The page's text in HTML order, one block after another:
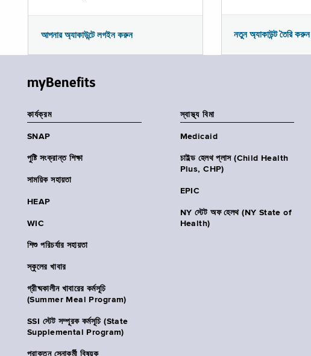
আপনার অ্যাকাউন্টে লগইন করুন নতুন অ্যাকাউন্ট তৈরি করুন
myBenefits
কার্যক্রম
SNAP
পুষ্টি সংক্রান্ত শিক্ষা
সাময়িক সহায়তা
HEAP
WIC
শিশু পরিচর্যার সহায়তা
স্কুলের খাবার
গ্রীষ্মকালীন খাবারের কর্মসূচি
(Summer Meal Program)
SSI স্টেট সম্পূরক কর্মসূচি (State
Supplemental Program)
প্রাক্তন সেনাকর্মী বিষয়ক
স্বাস্থ্য বিমা
Medicaid
চাইল্ড হেলথ প্লাস (Child Health
Plus, CHP)
EPIC
NY স্টেট অফ হেলথ (NY State of
Health)